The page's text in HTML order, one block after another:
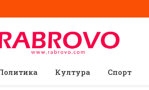
Култура Спорт